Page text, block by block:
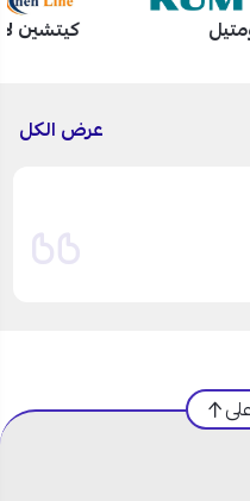
كيتشين
عرض الكل